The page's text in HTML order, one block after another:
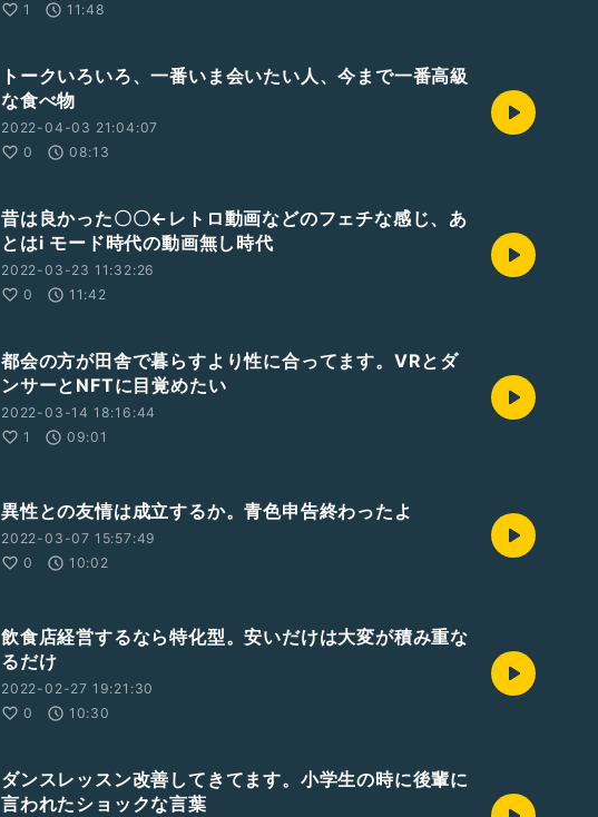
1
11:48
トークいろいろ、一番いま会いたい人、今まで一番高級
な食べ物
2022-04-03 21:04:07
0
08:13
昔は良かった〇〇←レトロ動画などのフェチな感じ、あ
とはi モード時代の動画無し時代
2022-03-23 11:32:26
0
11:42
都会の方が田舎で暮らすより性に合ってます。VRとダ
ンサーとNFTに目覚めたい
2022-03-14 18:16:44
1
09:01
異性との友情は成立するか。青色申告終わったよ
2022-03-07 15:57:49
0
10:02
飲食店経営するなら特化型。安いだけは大変が積み重な
るだけ
2022-02-27 19:21:30
0
10:30
ダンスレッスン改善してきてます。小学生の時に後輩に
言われたショックな言葉